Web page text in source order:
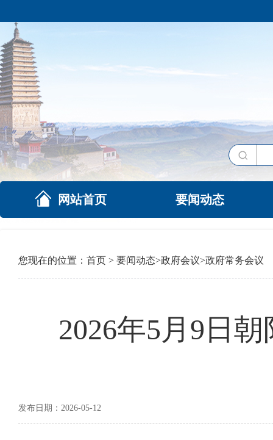
网站首页 要闻动态
您现在的位置： 首页 > 要闻动态>政府会议>政府常务会议
2026年5月9日
发布日期：2026-05-12